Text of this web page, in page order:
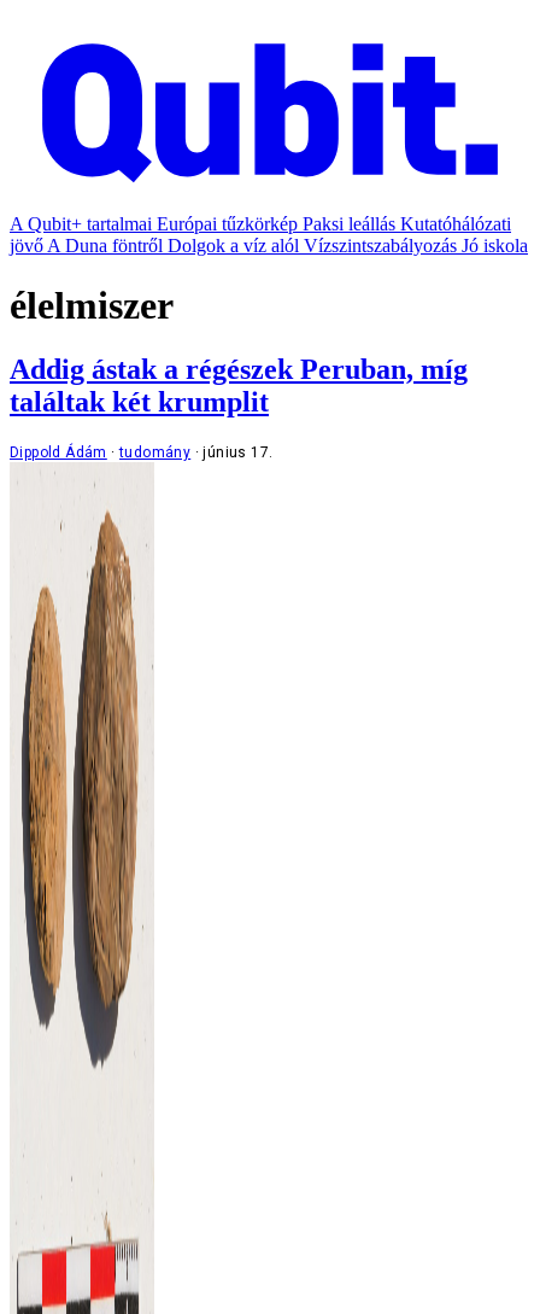
A Qubit+ tartalmai Európai tűzkörkép Paksi leállás Kutatóhálózati
jövő A Duna föntről Dolgok a víz alól Vízszintszabályozás Jó iskola
élelmiszer
Addig ástak a régészek Peruban, míg
találtak két krumplit
Dippold Ádám tudomány június 17.